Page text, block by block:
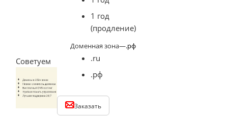
Советуем
1 год
(продление)
Доменная зона—.рф
.ru
.рф
Заказать